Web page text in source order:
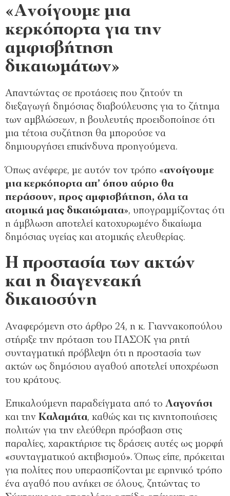
«Ανοίγουμε μια
κερκόπορτα για την
αμφισβήτηση
δικαιωμάτων»
Απαντώντας σε προτάσεις που ζητούν τη
διεξαγωγή δημόσιας διαβούλευσης για το ζήτημα
των αμβλώσεων, η βουλευτής προειδοποίησε ότι
μια τέτοια συζήτηση θα μπορούσε να
δημιουργήσει επικίνδυνα προηγούμενα.
Όπως ανέφερε, με αυτόν τον τρόπο «ανοίγουμε
μια κερκόπορτα απ’ όπου αύριο θα
περάσουν, προς αμφισβήτηση, όλα τα
ατομικά μας δικαιώματα», υπογραμμίζοντας ότι
η άμβλωση αποτελεί κατοχυρωμένο δικαίωμα
δημόσιας υγείας και ατομικής ελευθερίας.
Η προστασία των ακτών
και η διαγενεακή
δικαιοσύνη
Αναφερόμενη στο άρθρο 24, η κ. Γιαννακοπούλου
στήριξε την πρόταση του ΠΑΣΟΚ για ρητή
συνταγματική πρόβλεψη ότι η προστασία των
ακτών ως δημόσιου αγαθού αποτελεί υποχρέωση
του κράτους.
Επικαλούμενη παραδείγματα από το Λαγονήσι
και την Καλαμάτα, καθώς και τις κινητοποιήσεις
πολιτών για την ελεύθερη πρόσβαση στις
παραλίες, χαρακτήρισε τις δράσεις αυτές ως μορφή
«συνταγματικού ακτιβισμού». Όπως είπε, πρόκειται
για πολίτες που υπερασπίζονται με ειρηνικό τρόπο
ένα αγαθό που ανήκει σε όλους, ζητώντας το